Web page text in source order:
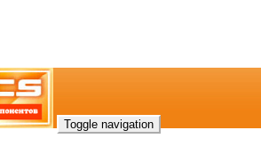
Toggle navigation